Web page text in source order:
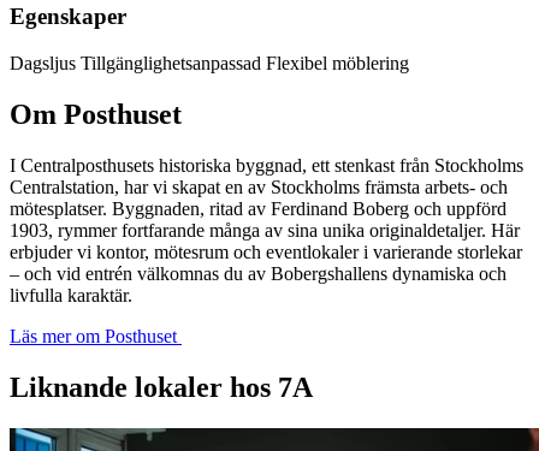
Egenskaper
Dagsljus Tillgänglighetsanpassad Flexibel möblering
Om Posthuset
I Centralposthusets historiska byggnad, ett stenkast från Stockholms
Centralstation, har vi skapat en av Stockholms främsta arbets- och
mötesplatser. Byggnaden, ritad av Ferdinand Boberg och uppförd
1903, rymmer fortfarande många av sina unika originaldetaljer. Här
erbjuder vi kontor, mötesrum och eventlokaler i varierande storlekar
– och vid entrén välkomnas du av Bobergshallens dynamiska och
livfulla karaktär.
Läs mer om Posthuset
Liknande lokaler hos 7A